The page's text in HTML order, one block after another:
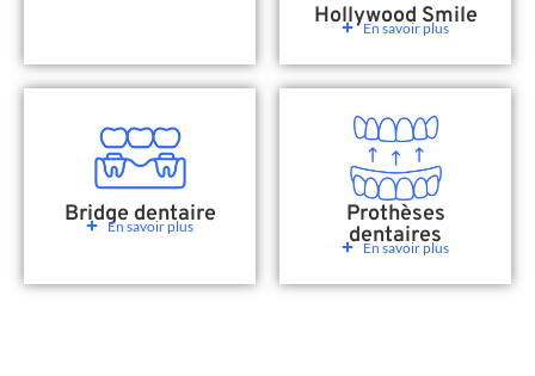
Hollywood Smile
En savoir plus
Bridge dentaire
En savoir plus Prothèses
dentaires
En savoir plus